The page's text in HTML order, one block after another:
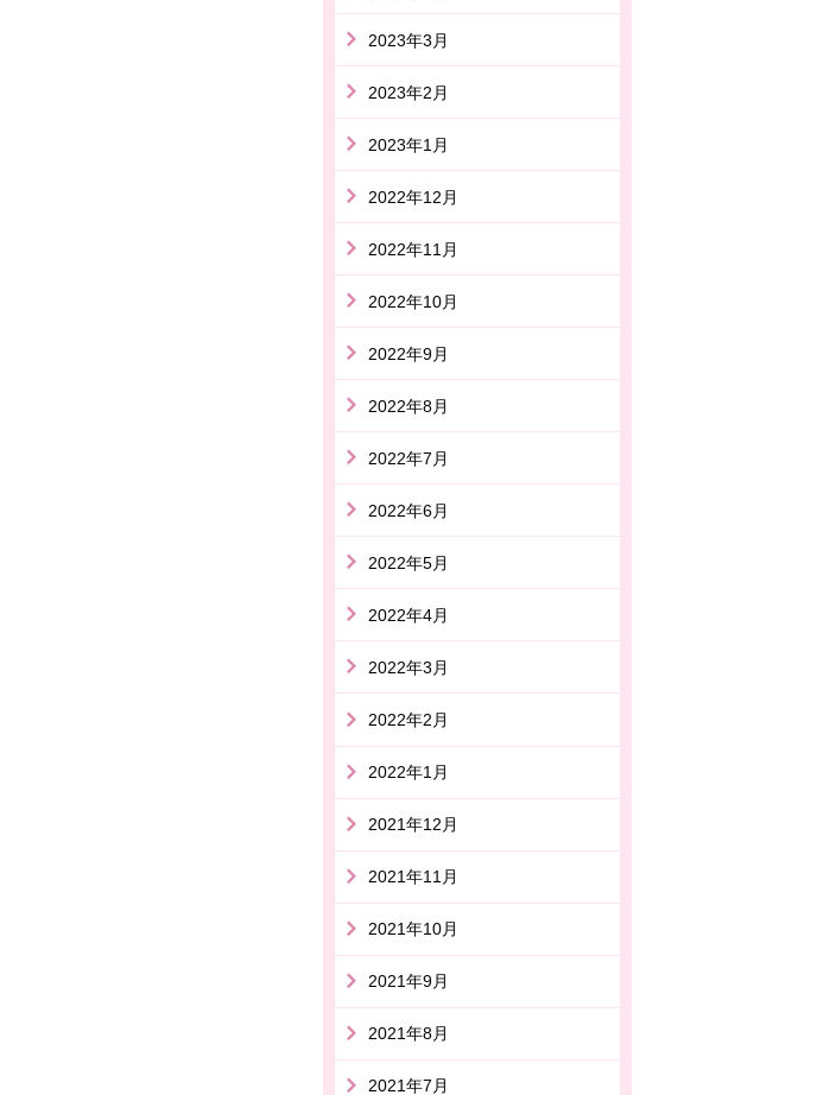
2023年3月
2023年2月
2023年1月
2022年12月
2022年11月
2022年10月
2022年9月
2022年8月
2022年7月
2022年6月
2022年5月
2022年4月
2022年3月
2022年2月
2022年1月
2021年12月
2021年11月
2021年10月
2021年9月
2021年8月
2021年7月